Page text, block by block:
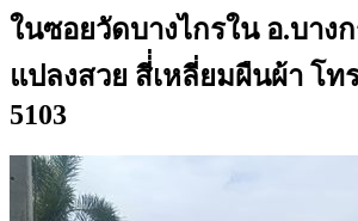
ในซอยวัดบางไกรใน อ.บาง
แปลงสวย สี่่เหลี่ยมผืนผ้า โทร
5103